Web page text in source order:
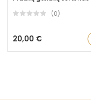
(0)
20,00 €